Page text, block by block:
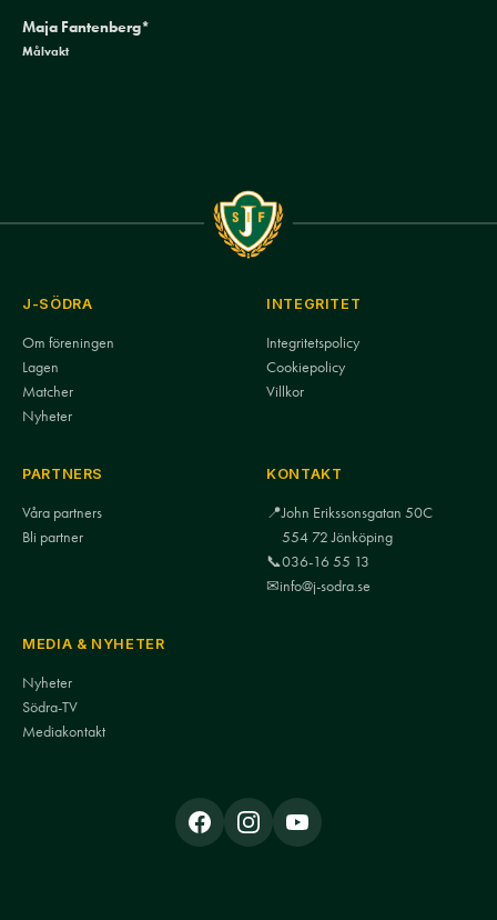
Maja Fantenberg*
Målvakt
J-SÖDRA
Om föreningen
Lagen
Matcher
Nyheter
INTEGRITET
Integritetspolicy
Cookiepolicy
Villkor
PARTNERS
Våra partners
Bli partner
KONTAKT
📍John Erikssonsgatan 50C
554 72 Jönköping
📞036-16 55 13
✉info@j-sodra.se
MEDIA & NYHETER
Nyheter
Södra-TV
Mediakontakt